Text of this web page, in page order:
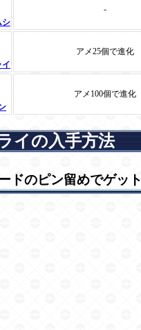
シ
-
イ
アメ25個で進化
アメ100個で進化
イの入手方法
ドのピン留めでゲット